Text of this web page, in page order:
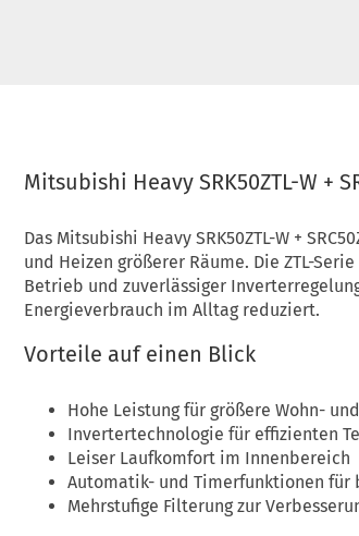
Mitsubishi Heavy SRK50ZTL-W +
Das Mitsubishi Heavy SRK50ZTL-W +
und Heizen größerer Räume. Die ZTL-
Betrieb und zuverlässiger
Energieverbrauch im Alltag reduziert.
Vorteile auf einen Blick
Hohe Leistung für größere Wohn-
Invertertechnologie für effizienten
Leiser Laufkomfort im Innenbereich
Automatik- und Timerfunktionen für
Mehrstufige Filterung zur